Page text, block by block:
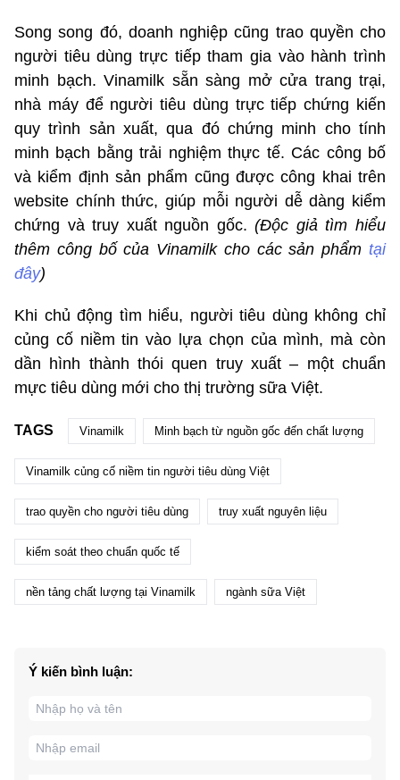
Song song đó, doanh nghiệp cũng trao quyền cho
người tiêu dùng trực tiếp tham gia vào hành trình
minh bạch. Vinamilk sẵn sàng mở cửa trang trại,
nhà máy để người tiêu dùng trực tiếp chứng kiến
quy trình sản xuất, qua đó chứng minh cho tính
minh bạch bằng trải nghiệm thực tế. Các công bố
và kiểm định sản phẩm cũng được công khai trên
website chính thức, giúp mỗi người dễ dàng kiểm
chứng và truy xuất nguồn gốc.(Độc giả tìm hiểu
thêm công bố của Vinamilk cho các sản phẩm tại
đây)
Khi chủ động tìm hiểu, người tiêu dùng không chỉ
củng cố niềm tin vào lựa chọn của mình, mà còn
dần hình thành thói quen truy xuất – một chuẩn
mực tiêu dùng mới cho thị trường sữa Việt.
TAGS Vinamilk Minh bạch từ nguồn gốc đến chất lượng
Vinamilk củng cố niềm tin người tiêu dùng Việt
trao quyền cho người tiêu dùng truy xuất nguyên liệu
kiểm soát theo chuẩn quốc tế
nền tảng chất lượng tại Vinamilk ngành sữa Việt
Ý kiến bình luận: